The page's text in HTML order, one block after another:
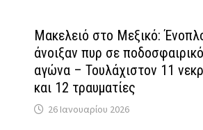
Μακελειό στο Μεξικό:
άνοιξαν πυρ σε
αγώνα – Τουλάχιστον 11
και 12 τραυματίες
26 Ιανουαρίου 2026